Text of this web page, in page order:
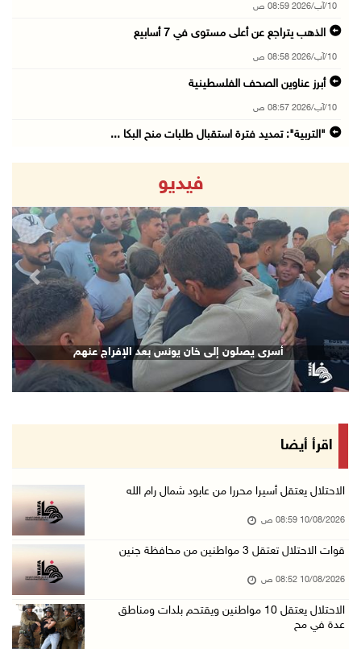
10/آب/2026 08:59 ص
الذهب يتراجع عن أعلى مستوى في 7 أسابيع
10/آب/2026 08:58 ص
أبرز عناوين الصحف الفلسطينية
10/آب/2026 08:57 ص
"التربية": تمديد فترة استقبال طلبات منح البكا ...
10/آب/2026 08:52 ص
أوروبا الغربية تسجل أعلى حرارة صيفية في تاريخ ...
10/آب/2026 08:22 ص
الاحتلال يعتقل 10 مواطنين ويقتحم بلدات ومناطق ...
10/آب/2026 08:18 ص
إصابة شاب بشظايا رصاص الاحتلال واعتقال خمسة م ...
10/آب/2026 08:11 ص
حالة الطقس: استمرار تأثير الكتلة الهوائية شدي ...
الاحتلال يواصل عدوانه على غزة والضفة.. إصابات ...
"نقابة الصحفيين": 108 اعتداءات بحق الصحفيين ا ...
09/آب/2026 11:27 م
09/آب/2026 10:35 م
فيديو
أسرى يصلون إلى خان يونس بعد الإفراج عنهم
Next
اقرأ أيضا
الاحتلال يعتقل أسيرا محررا من عابود شمال رام الله
10/08/2026 08:59 ص
قوات الاحتلال تعتقل 3 مواطنين من محافظة جنين
10/08/2026 08:52 ص
الاحتلال يعتقل 10 مواطنين ويقتحم بلدات ومناطق
عدة في مح